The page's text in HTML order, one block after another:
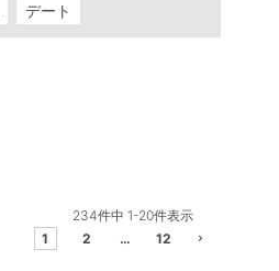
デート
234件中 1-20件表示
1
2 … 12